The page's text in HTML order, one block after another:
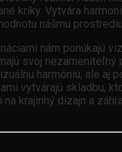
kríky. Vytvára
nášmu
nám ponúkajú
svoj nezameniteľný
harmóniu, ale
vytvárajú skladbu,
krajinný dizajn a